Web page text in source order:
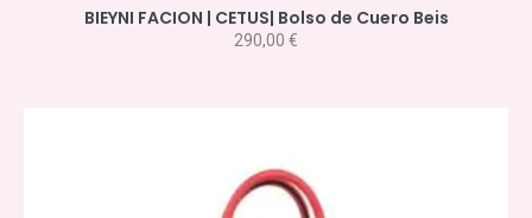
BIEYNI FACION | CETUS| Bolso de Cuero Beis
290,00 €